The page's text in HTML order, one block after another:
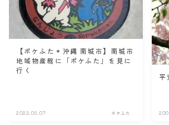
【ポケふた＊沖縄 南城市】南城市
地域物産館に「ポケふた」を見に
行く
2022.05.07 ポケふた
平